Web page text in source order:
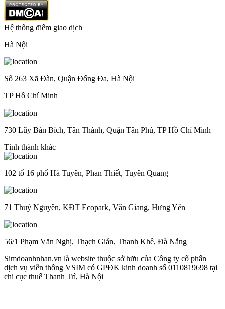
Hệ thống điểm giao dịch
Hà Nội
Số 263 Xã Đàn, Quận Đống Đa, Hà Nội
TP Hồ Chí Minh
730 Lũy Bán Bích, Tân Thành, Quận Tân Phú, TP Hồ Chí Minh
Tỉnh thành khác
102 tổ 16 phố Hà Tuyên, Phan Thiết, Tuyên Quang
71 Thuỷ Nguyên, KĐT Ecopark, Văn Giang, Hưng Yên
56/1 Phạm Văn Nghị, Thạch Gián, Thanh Khê, Đà Nẵng
Simdoanhnhan.vn là website thuộc sở hữu của Công ty cổ phẩn
dịch vụ viễn thông VSIM có GPĐK kinh doanh số 0110819698 tại
chi cục thuế Thanh Trì, Hà Nội